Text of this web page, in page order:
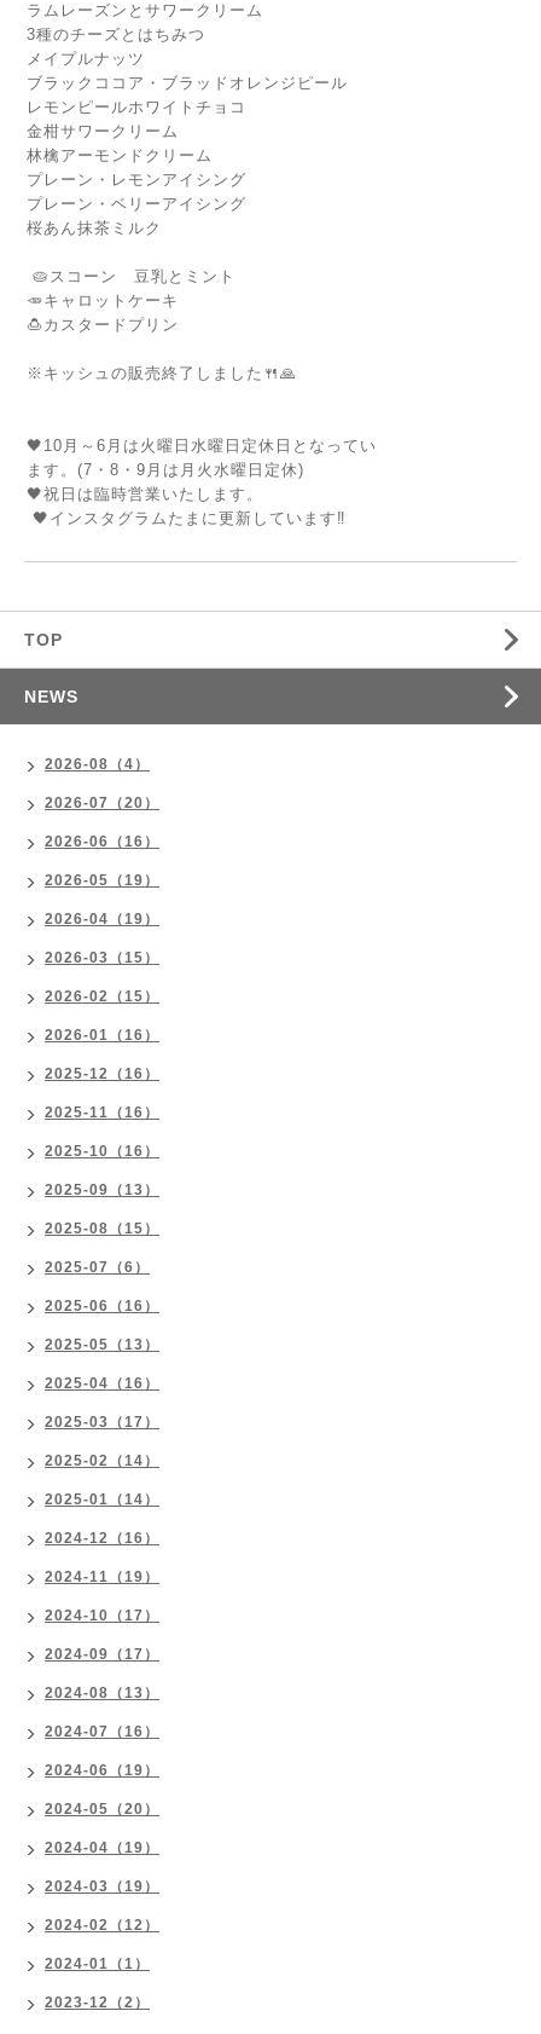
ラムレーズンとサワークリーム
3種のチーズとはちみつ
メイプルナッツ
ブラックココア・ブラッドオレンジピール
レモンピールホワイトチョコ
金柑サワークリーム
林檎アーモンドクリーム
プレーン・レモンアイシング
プレーン・ベリーアイシング
桜あん抹茶ミルク
🥧スコーン 豆乳とミント
🥕キャロットケーキ
🍮カスタードプリン
※キッシュの販売終了しました🍴🙏
🖤10月～6月は火曜日水曜日定休日となってい
ます。(7・8・9月は月火水曜日定休)
🖤祝日は臨時営業いたします。
🖤インスタグラムたまに更新しています‼️
TOP
NEWS
2026-08（4）
2026-07（20）
2026-06（16）
2026-05（19）
2026-04（19）
2026-03（15）
2026-02（15）
2026-01（16）
2025-12（16）
2025-11（16）
2025-10（16）
2025-09（13）
2025-08（15）
2025-07（6）
2025-06（16）
2025-05（13）
2025-04（16）
2025-03（17）
2025-02（14）
2025-01（14）
2024-12（16）
2024-11（19）
2024-10（17）
2024-09（17）
2024-08（13）
2024-07（16）
2024-06（19）
2024-05（20）
2024-04（19）
2024-03（19）
2024-02（12）
2024-01（1）
2023-12（2）